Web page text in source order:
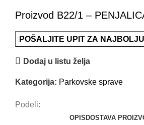
Proizvod B22/1 –
POŠALJITE UPIT ZA
Dodaj u listu želja
Kategorija: Parkovske sprave
Podeli:
OPIS DOSTAVA